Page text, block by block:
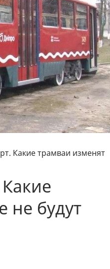
Какие трамваи изменят
не будут